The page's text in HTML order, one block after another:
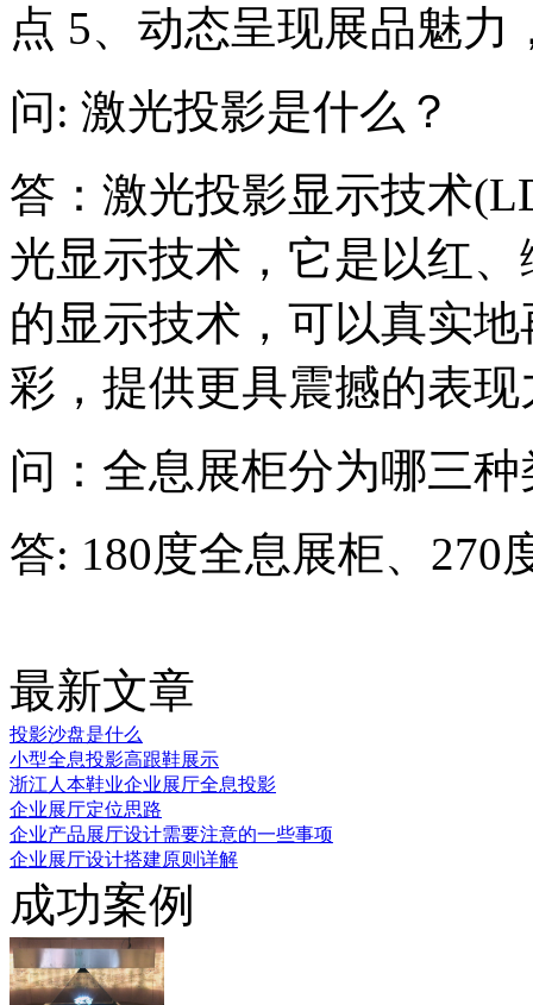
点 5、动态呈现展品魅力
问: 激光投影是什么？
答：激光投影显示技术
光显示技术，它是以红
的显示技术，可以真实
彩，提供更具震撼的表现
问：全息展柜分为哪三种
答: 180度全息展柜、270
最新文章
投影沙盘是什么
小型全息投影高跟鞋展示
浙江人本鞋业企业展厅全息投影
企业展厅定位思路
企业产品展厅设计需要注意的一些事项
企业展厅设计搭建原则详解
成功案例